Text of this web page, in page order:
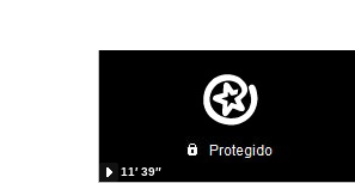
11′ 39″